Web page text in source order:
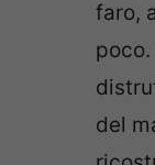
faro,
del